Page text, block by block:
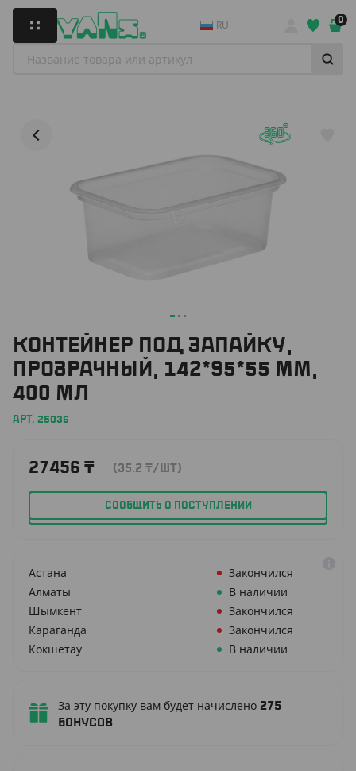
RU 0
КОНТЕЙНЕР ПОД ЗАПАЙКУ,
ПРОЗРАЧНЫЙ, 142*95*55 ММ,
400 МЛ
АРТ. 25036
27456 ₸ (35.2 ₸/ШТ)
СООБЩИТЬ О ПОСТУПЛЕНИИ
Астана
Закончился
Алматы
В наличии
Шымкент
Закончился
Караганда
Закончился
Кокшетау
В наличии
За эту покупку вам будет начислено 275
бонусов